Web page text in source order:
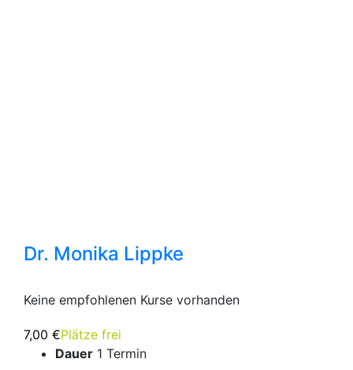
Dr. Monika Lippke
Keine empfohlenen Kurse vorhanden
7,00 €Plätze frei
Dauer 1 Termin